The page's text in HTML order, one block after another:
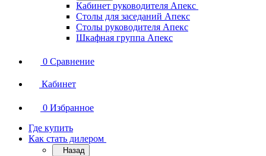
Кабинет руководителя Апекс
Столы для заседаний Апекс
Столы руководителя Апекс
Шкафная группа Апекс
0 Сравнение
Кабинет
0 Избранное
Где купить
Как стать дилером
Назад